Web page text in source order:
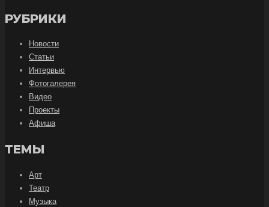
РУБРИКИ
Новости
Статьи
Интервью
Фотогалерея
Видео
Проекты
Афиша
ТЕМЫ
Арт
Театр
Музыка